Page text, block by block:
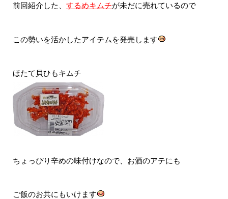
前回紹介した、 するめキムチが未だに売れているので
この勢いを活かしたアイテムを発売します
ほたて貝ひもキムチ
ちょっぴり辛めの味付けなので、お酒のアテにも
ご飯のお共にもいけます